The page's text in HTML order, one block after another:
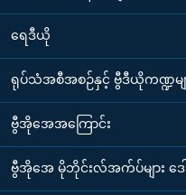
ရေဒီယို
ရုပ်သံအစီအစဉ်နှင့် ဗွီဒီယိုကဏ္ဍမျ
ဗွီအိုအေအကြောင်း
ဗွီအိုအေ မိုဘိုင်းလ်အက်ပ်များ ဒ